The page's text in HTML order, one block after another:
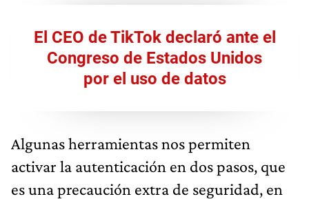
El CEO de TikTok declaró ante el
Congreso de Estados Unidos
por el uso de datos
Algunas herramientas nos permiten
activar la autenticación en dos pasos, que
es una precaución extra de seguridad, en